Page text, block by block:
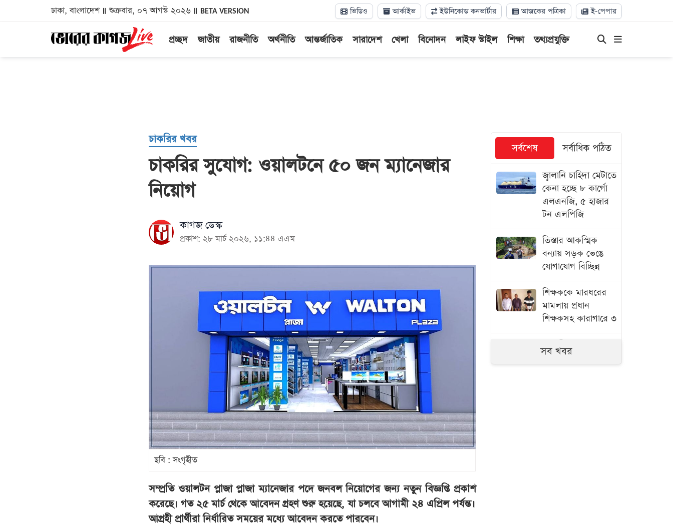
ঢাকা, বাংলাদেশ শুক্রবার, ০৭ আগস্ট ২০২৬ BETA VERSION ভিডিও আর্কাইভ ইউনিকোড কনভার্টার আজকের পত্রিকা ই-পেপার
প্রচ্ছদ জাতীয় রাজনীতি অর্থনীতি আন্তর্জাতিক সারাদেশ খেলা বিনোদন লাইফ স্টাইল শিক্ষা তথ্যপ্রযুক্তি
চাকরির খবর
চাকরির সুযোগ: ওয়ালটনে ৫০ জন ম্যানেজার
নিয়োগ
কাগজ ডেস্ক
প্রকাশ: ২৮ মার্চ ২০২৬, ১১:৪৪ এএম
ছবি : সংগৃহীত
সম্প্রতি ওয়ালটন প্লাজা প্লাজা ম্যানেজার পদে জনবল নিয়োগের জন্য নতুন বিজ্ঞপ্তি প্রকাশ
করেছে। গত ২৫ মার্চ থেকে আবেদন গ্রহণ শুরু হয়েছে, যা চলবে আগামী ২৪ এপ্রিল পর্যন্ত।
আগ্রহী প্রার্থীরা নির্ধারিত সময়ের মধ্যে আবেদন করতে পারবেন।
সর্বশেষ সর্বাধিক পঠিত
জ্বালানি চাহিদা মেটাতে
কেনা হচ্ছে ৮ কার্গো
এলএনজি, ৫ হাজার
টন এলপিজি
তিস্তার আকস্মিক
বন্যায় সড়ক ভেঙে
যোগাযোগ বিচ্ছিন্ন
শিক্ষককে মারধরের
মামলায় প্রধান
শিক্ষকসহ কারাগারে ৩
সাতক্ষীরায় ৬ কোটি
টাকার ‘কুশ’ মাদক
সব খবর